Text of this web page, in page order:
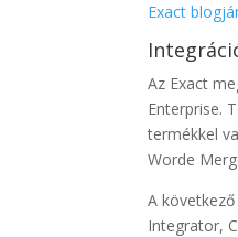
Exact
Az Exact
Enterprise.
termékkel
Worde
A
Integrator,